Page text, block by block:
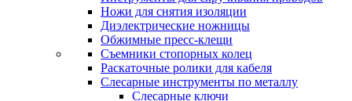
Ножи для снятия изоляции
Диэлектрические ножницы
Обжимные пресс-клещи
Съемники стопорных колец
Раскаточные ролики для кабеля
Слесарные инструменты по металлу
Слесарные ключи